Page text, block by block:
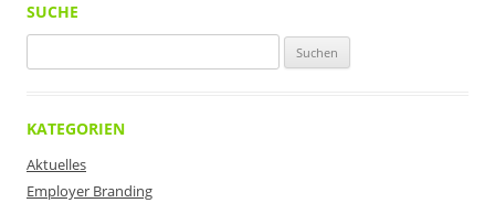
SUCHE
nach:
KATEGORIEN
Aktuelles
Employer Branding